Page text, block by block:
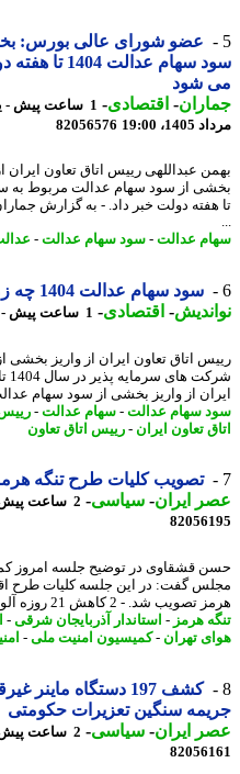
عضو شورای عالی بورس: بخشی
سود سهام عدالت 1404 تا
شود
- اقتصادی-
19:00
82056576
عبداللهی رییس اتاق تعاون ایران از
دولت خبر داد. - به گزارش
عدالت-سود سهام عدالت-عدالت-
سود سهام عدالت 1404 چه زمانی واریز می شود؟
-اقتصادی-1 ساعت پیش - یکشنبه 18 مرداد 1405، 18:31
اتاق تعاون ایران از واریز بخشی از
شرکت های
از واریز بخشی از سود سهام عدالت
سهام عدالت-سهام عدالت-رییس
تعاون ایران - رییس اتاق تعاون
تصویب کلیات طرح تنگه هرمز
ایران- سیاسی-2 ساعت پیش - یکشنبه 18 مرداد 1405، 17:55
قشقاوی در توضیح جلسه امروز
گفت: در این جلسه کلیات طرح اقدام
شد. - 2 کاهش 21 روزه آلودگی هوای تهران ...
هرمز- استاندار آذربایجان شرقی-
تهران- کمیسیون امنیت ملی -امنیت
کشف 197 دستگاه ماینر
سنگین تعزیرات حکومتی
ایران- سیاسی-2 ساعت پیش - یکشنبه 18 مرداد 1405، 17:50